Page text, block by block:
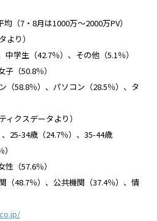
（7・8月は1000万～2000万PV）
り）
中学生（42.7％）、その他（5.1％）
（50.8％）
（58.8％）、パソコン（28.5％）、タ
クスデータより）
25-34歳（24.7％）、35-44歳
（57.6％）
（48.7％）、公共機関（37.4％）、情